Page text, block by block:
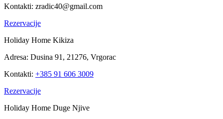
Kontakti: zradic40@gmail.com
Rezervacije
Holiday Home Kikiza
Adresa: Dusina 91, 21276, Vrgorac
Kontakti: +385 91 606 3009
Rezervacije
Holiday Home Duge Njive